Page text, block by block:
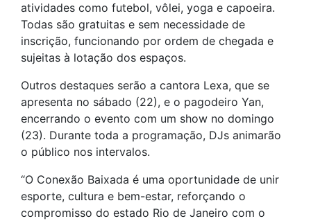
atividades como futebol, vôlei, yoga e capoeira.
Todas são gratuitas e sem necessidade de
inscrição, funcionando por ordem de chegada e
sujeitas à lotação dos espaços.
Outros destaques serão a cantora Lexa, que se
apresenta no sábado (22), e o pagodeiro Yan,
encerrando o evento com um show no domingo
(23). Durante toda a programação, DJs animarão
o público nos intervalos.
“O Conexão Baixada é uma oportunidade de unir
esporte, cultura e bem-estar, reforçando o
compromisso do estado Rio de Janeiro com o